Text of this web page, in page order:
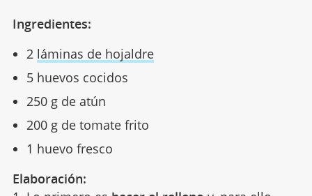
Ingredientes:
2 láminas de hojaldre
5 huevos cocidos
250 g de atún
200 g de tomate frito
1 huevo fresco
Elaboración: